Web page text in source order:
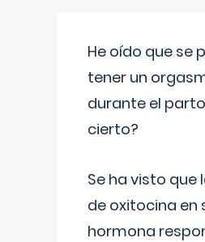
He oído que se
tener un
durante el
cierto?
Se ha visto que
de oxitocina en
hormona